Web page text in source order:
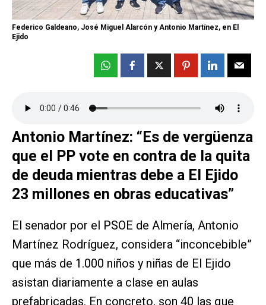
Federico Galdeano, José Miguel Alarcón y Antonio Martínez, en El
Ejido
Antonio Martínez: “Es de vergüenza
que el PP vote en contra de la quita
de deuda mientras debe a El Ejido
23 millones en obras educativas”
El senador por el PSOE de Almería, Antonio
Martínez Rodríguez, considera “inconcebible”
que más de 1.000 niños y niñas de El Ejido
asistan diariamente a clase en aulas
prefabricadas. En concreto, son 40 las que